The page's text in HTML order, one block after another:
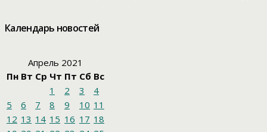
Календарь новостей
Апрель 2021
Пн Вт Ср Чт Пт Сб Вс
1
2 3
4
5
6 7 8 9 10 11
12 13 14 15 16 17 18